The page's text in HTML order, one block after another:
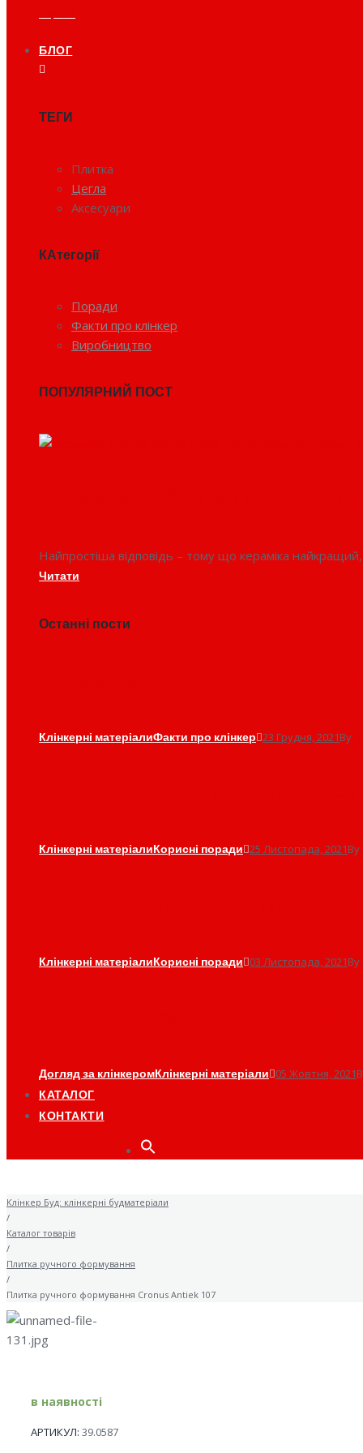
БЛОГ
ТЕГИ
Плитка
Цегла
Аксесуари
КАтегорії
Поради
Факти про клінкер
Виробництво
ПОПУЛЯРНИЙ ПОСТ
Найпростіша відповідь – тому що кераміка
Читати
Останні пости
Клінкерні матеріалиФакти про клінкер 23 Грудня, 2021By
Клінкерні матеріалиКорисні поради 25 Листопада, 2021By
Клінкерні матеріалиКорисні поради 03 Листопада, 2021By
Догляд за клінкеромКлінкерні матеріали 05 Жовтня, 2021
КАТАЛОГ
КОНТАКТИ
Клінкер Буд: клінкерні будматеріали
/
Каталог товарів
/
Плитка ручного формування
/
Плитка ручного формування Cronus Antiek 107
в наявності
АРТИКУЛ: 39.0587